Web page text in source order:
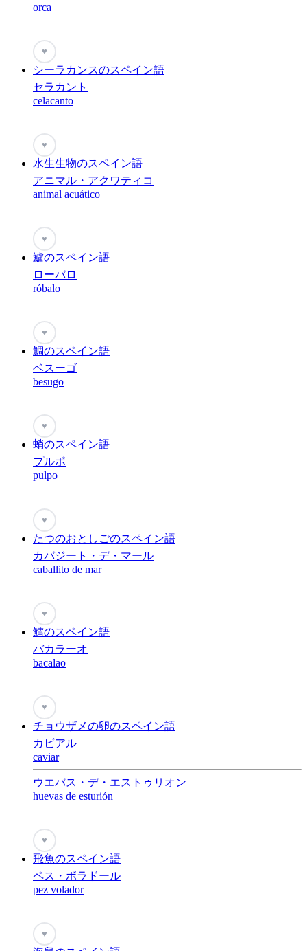
orca
♥
シーラカンスのスペイン語
セラカント
celacanto
♥
水生生物のスペイン語
アニマル・アクワティコ
animal acuático
♥
鱸のスペイン語
ローバロ
róbalo
♥
鯛のスペイン語
ベスーゴ
besugo
♥
蛸のスペイン語
プルポ
pulpo
♥
たつのおとしごのスペイン語
カバジート・デ・マール
caballito de mar
♥
鱈のスペイン語
バカラーオ
bacalao
♥
チョウザメの卵のスペイン語
カビアル
caviar
ウエバス・デ・エストゥリオン
huevas de esturión
♥
飛魚のスペイン語
ペス・ボラドール
pez volador
♥